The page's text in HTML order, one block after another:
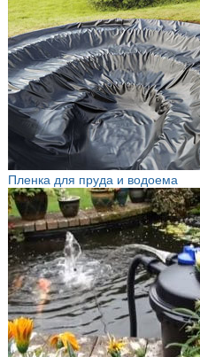
Пленка для пруда и водоема